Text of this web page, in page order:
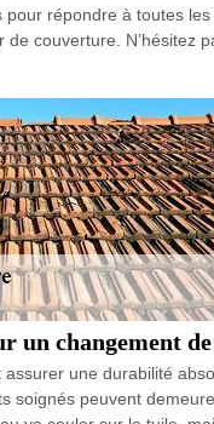
pour répondre à toutes
de couverture. N’hésitez
un changement
une durabilité
soignés peuvent